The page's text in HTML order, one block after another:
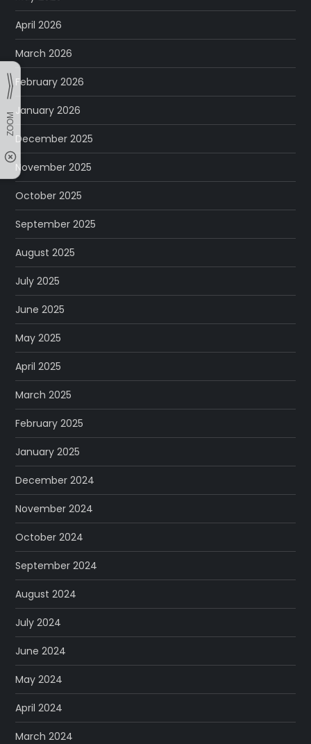
April 2026
March 2026
February 2026
January 2026
December 2025
November 2025
October 2025
September 2025
August 2025
July 2025
June 2025
May 2025
April 2025
March 2025
February 2025
January 2025
December 2024
November 2024
October 2024
September 2024
August 2024
July 2024
June 2024
May 2024
April 2024
March 2024